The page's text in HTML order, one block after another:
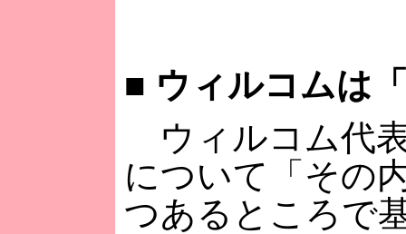
■ ウィルコムは
ウィルコム代
について「その
つあるところで